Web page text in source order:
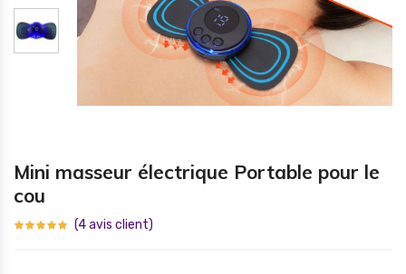
Mini masseur électrique Portable pour le
cou
(4avis client)